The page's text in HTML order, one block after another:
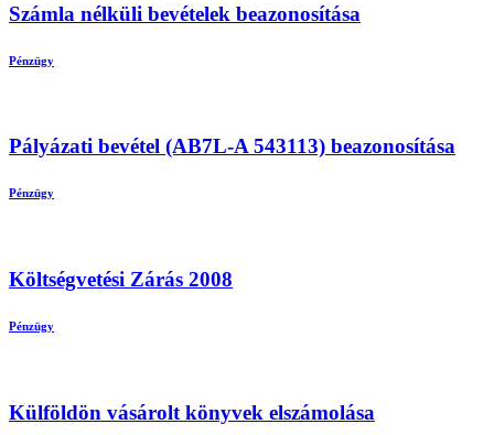
Számla nélküli bevételek beazonosítása
Pénzügy
Pályázati bevétel (AB7L-A 543113) beazonosítása
Pénzügy
Költségvetési Zárás 2008
Pénzügy
Külföldön vásárolt könyvek elszámolása